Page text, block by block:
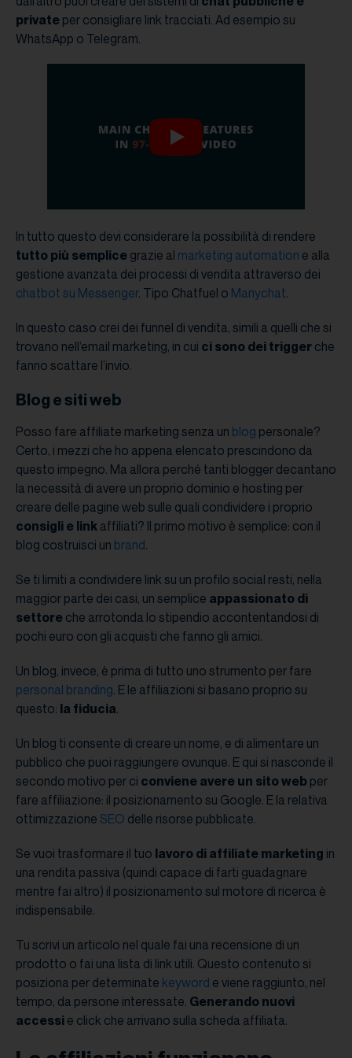
private per consigliare link tracciati. Ad esempio su
WhatsApp o Telegram.
In tutto questo devi considerare la possibilità di rendere
tutto più semplice grazie al marketing automation e alla
gestione avanzata dei processi di vendita attraverso dei
chatbot su Messenger. Tipo Chatfuel o Manychat.
In questo caso crei dei funnel di vendita, simili a quelli che si
trovano nell’email marketing, in cui ci sono dei trigger che
fanno scattare l’invio.
Blog e siti web
Posso fare affiliate marketing senza un blog personale?
Certo, i mezzi che ho appena elencato prescindono da
questo impegno. Ma allora perché tanti blogger decantano
la necessità di avere un proprio dominio e hosting per
creare delle pagine web sulle quali condividere i proprio
consigli e link affiliati? Il primo motivo è semplice: con il
blog costruisci un brand.
Se ti limiti a condividere link su un profilo social resti, nella
maggior parte dei casi, un semplice appassionato di
settore che arrotonda lo stipendio accontentandosi di
pochi euro con gli acquisti che fanno gli amici.
Un blog, invece, è prima di tutto uno strumento per fare
personal branding. E le affiliazioni si basano proprio su
questo: la fiducia.
Un blog ti consente di creare un nome, e di alimentare un
pubblico che puoi raggiungere ovunque. E qui si nasconde il
secondo motivo per ci conviene avere un sito web per
fare affiliazione: il posizionamento su Google. E la relativa
ottimizzazione SEO delle risorse pubblicate.
Se vuoi trasformare il tuo lavoro di affiliate marketing in
una rendita passiva (quindi capace di farti guadagnare
mentre fai altro) il posizionamento sul motore di ricerca è
indispensabile.
Tu scrivi un articolo nel quale fai una recensione di un
prodotto o fai una lista di link utili. Questo contenuto si
posiziona per determinate keyword e viene raggiunto, nel
tempo, da persone interessate. Generando nuovi
accessi e click che arrivano sulla scheda affiliata.